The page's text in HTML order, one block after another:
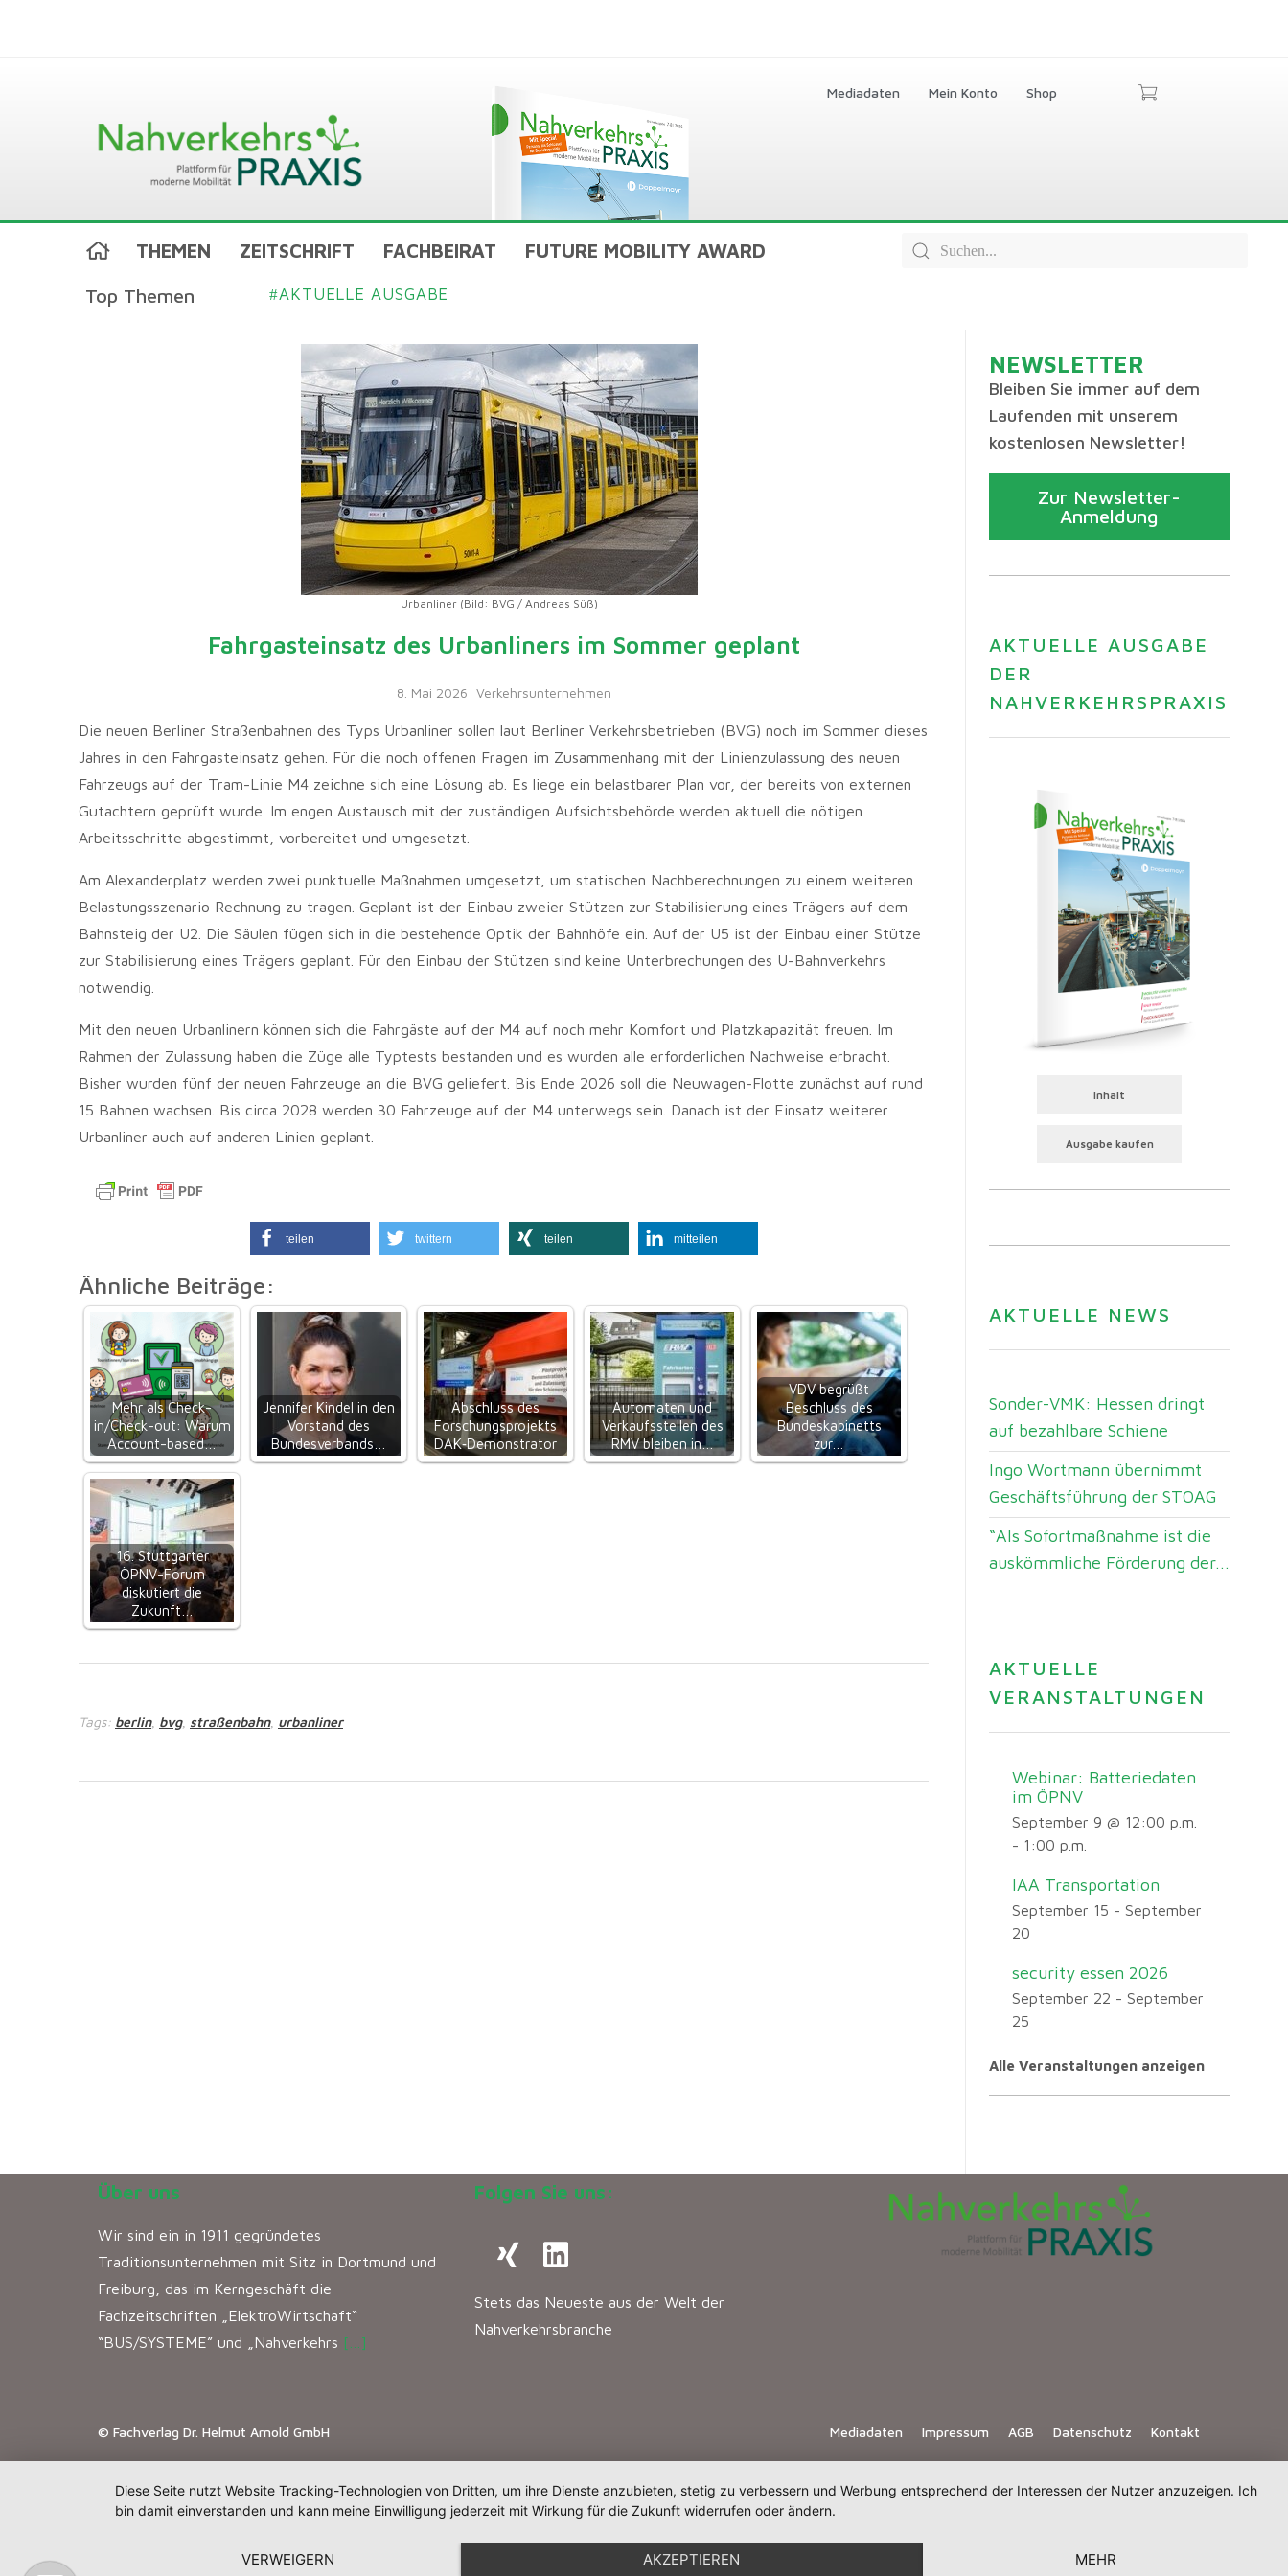
Mediadaten Mein Konto Shop
THEMEN ZEITSCHRIFT FACHBEIRAT FUTURE MOBILITY AWARD
Top Themen #AKTUELLE AUSGABE
Urbanliner (Bild: BVG / Andreas Süß)
Fahrgasteinsatz des Urbanliners im Sommer geplant
8. Mai 2026 Verkehrsunternehmen
Die neuen Berliner Straßenbahnen des Typs Urbanliner sollen laut Berliner Verkehrsbetrieben (BVG) noch im Sommer dieses
Jahres in den Fahrgasteinsatz gehen. Für die noch offenen Fragen im Zusammenhang mit der Linienzulassung des neuen
Fahrzeugs auf der Tram-Linie M4 zeichne sich eine Lösung ab. Es liege ein belastbarer Plan vor, der bereits von externen
Gutachtern geprüft wurde. Im engen Austausch mit der zuständigen Aufsichtsbehörde werden aktuell die nötigen
Arbeitsschritte abgestimmt, vorbereitet und umgesetzt.
Am Alexanderplatz werden zwei punktuelle Maßnahmen umgesetzt, um statischen Nachberechnungen zu einem weiteren
Belastungsszenario Rechnung zu tragen. Geplant ist der Einbau zweier Stützen zur Stabilisierung eines Trägers auf dem
Bahnsteig der U2. Die Säulen fügen sich in die bestehende Optik der Bahnhöfe ein. Auf der U5 ist der Einbau einer Stütze
zur Stabilisierung eines Trägers geplant. Für den Einbau der Stützen sind keine Unterbrechungen des U-Bahnverkehrs
notwendig.
Mit den neuen Urbanlinern können sich die Fahrgäste auf der M4 auf noch mehr Komfort und Platzkapazität freuen. Im
Rahmen der Zulassung haben die Züge alle Typtests bestanden und es wurden alle erforderlichen Nachweise erbracht.
Bisher wurden fünf der neuen Fahrzeuge an die BVG geliefert. Bis Ende 2026 soll die Neuwagen-Flotte zunächst auf rund
15 Bahnen wachsen. Bis circa 2028 werden 30 Fahrzeuge auf der M4 unterwegs sein. Danach ist der Einsatz weiterer
Urbanliner auch auf anderen Linien geplant.
teilen twittern teilen mitteilen
Ähnliche Beiträge:
Mehr als Check-
in/Check-out: Warum
Account-based…
Jennifer Kindel in den
Vorstand des
Bundesverbands…
Abschluss des
Forschungsprojekts
DAK‑Demonstrator
Automaten und
Verkaufsstellen des
RMV bleiben in…
VDV begrüßt
Beschluss des
Bundeskabinetts
zur…
16. Stuttgarter
ÖPNV-Forum
diskutiert die
Zukunft…
Tags: berlin, bvg, straßenbahn, urbanliner
NEWSLETTER
Bleiben Sie immer auf dem
Laufenden mit unserem
kostenlosen Newsletter!
Zur Newsletter-
Anmeldung
AKTUELLE AUSGABE
DER
NAHVERKEHRSPRAXIS
Inhalt
Ausgabe kaufen
AKTUELLE NEWS
Sonder-VMK: Hessen dringt
auf bezahlbare Schiene
Ingo Wortmann übernimmt
Geschäftsführung der STOAG
“Als Sofortmaßnahme ist die
auskömmliche Förderung der...
AKTUELLE
VERANSTALTUNGEN
Webinar: Batteriedaten
im ÖPNV
September 9 @ 12:00 p.m.
- 1:00 p.m.
IAA Transportation
September 15 - September
20
security essen 2026
September 22 - September
25
Alle Veranstaltungen anzeigen
Über uns
Wir sind ein in 1911 gegründetes
Traditionsunternehmen mit Sitz in Dortmund und
Freiburg, das im Kerngeschäft die
Fachzeitschriften „ElektroWirtschaft“
“BUS/SYSTEME” und „Nahverkehrs […]
Folgen Sie uns:
Stets das Neueste aus der Welt der
Nahverkehrsbranche
© Fachverlag Dr. Helmut Arnold GmbH Mediadaten Impressum AGB Datenschutz Kontakt
Diese Seite nutzt Website Tracking-Technologien von Dritten, um ihre Dienste anzubieten, stetig zu verbessern und Werbung entsprechend der Interessen der Nutzer anzuzeigen. Ich
bin damit einverstanden und kann meine Einwilligung jederzeit mit Wirkung für die Zukunft widerrufen oder ändern.
VERWEIGERN AKZEPTIEREN MEHR